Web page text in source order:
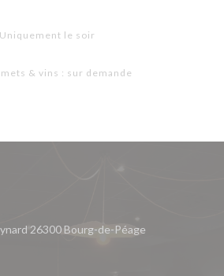
Uniquement le soir
& vins : sur demande
26300 Bourg-de-Péage